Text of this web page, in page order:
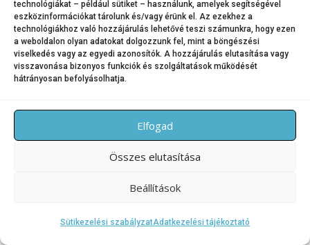
technológiákat – például sütiket – használunk, amelyek segítségével
eszközinformációkat tárolunk és/vagy érünk el. Az ezekhez a
technológiákhoz való hozzájárulás lehetővé teszi számunkra, hogy ezen
a weboldalon olyan adatokat dolgozzunk fel, mint a böngészési
viselkedés vagy az egyedi azonosítók. A hozzájárulás elutasítása vagy
visszavonása bizonyos funkciók és szolgáltatások működését
hátrányosan befolyásolhatja.
Elfogad
Összes elutasítása
Beállítások
Sütikezelési szabályzatAdatkezelési tájékoztató
Copyright © 2026 SZE Alumni – Széchenyi István Egyetem
OnePresstéma FameThemes által